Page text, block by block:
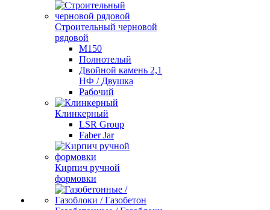
Строительный черновой
рядовой
М150
Полнотелый
Двойной камень 2,1
НФ / Двушка
Рабочий
Клинкерный
LSR Group
Faber Jar
Кирпич ручной
формовки